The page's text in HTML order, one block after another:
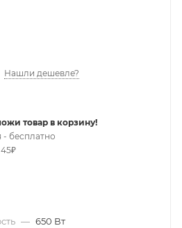
Нашли дешевле?
товар в корзину!
- бесплатно
— 650 Вт